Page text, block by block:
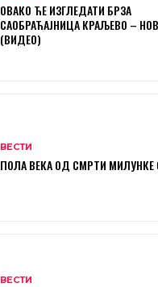
ОВАКО ЋЕ ИЗГЛЕДАТИ БРЗА
САОБРАЋАЈНИЦА КРАЉЕВО –
(ВИДЕО)
ВЕСТИ
ПОЛА ВЕКА ОД СМРТИ МИЛУНКЕ
ВЕСТИ